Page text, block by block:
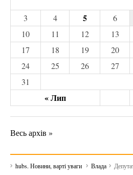
« Лип
3
4 5 6
10
11 12 13
17
18 19 20
24
25 26 27
31
Весь архів »
hubs. Новини, варті уваги Влада